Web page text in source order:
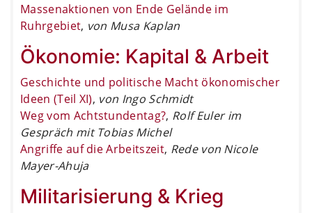
Massenaktionen von Ende Gelände im
Ruhrgebiet, von Musa Kaplan
Ökonomie: Kapital & Arbeit
Geschichte und politische Macht ökonomischer
Ideen (Teil XI), von Ingo Schmidt
Weg vom Achtstundentag?, Rolf Euler im
Gespräch mit Tobias Michel
Angriffe auf die Arbeitszeit, Rede von Nicole
Mayer-Ahuja
Militarisierung & Krieg